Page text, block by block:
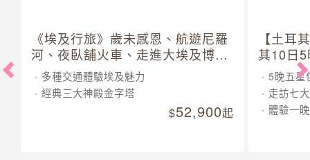
《埃及行旅》歲未感恩、航遊尼羅
河、夜臥舖火車、走進大埃及博物
館 10 日
多種交通體驗埃及魅力
經典三大神殿金字塔
52,900起
【土耳
其10日
5晚五星
走訪七
體驗一